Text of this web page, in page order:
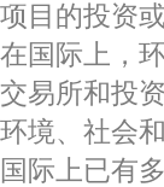
项目的投资
在国际上，
交易所和投
环境、社会
国际上已有